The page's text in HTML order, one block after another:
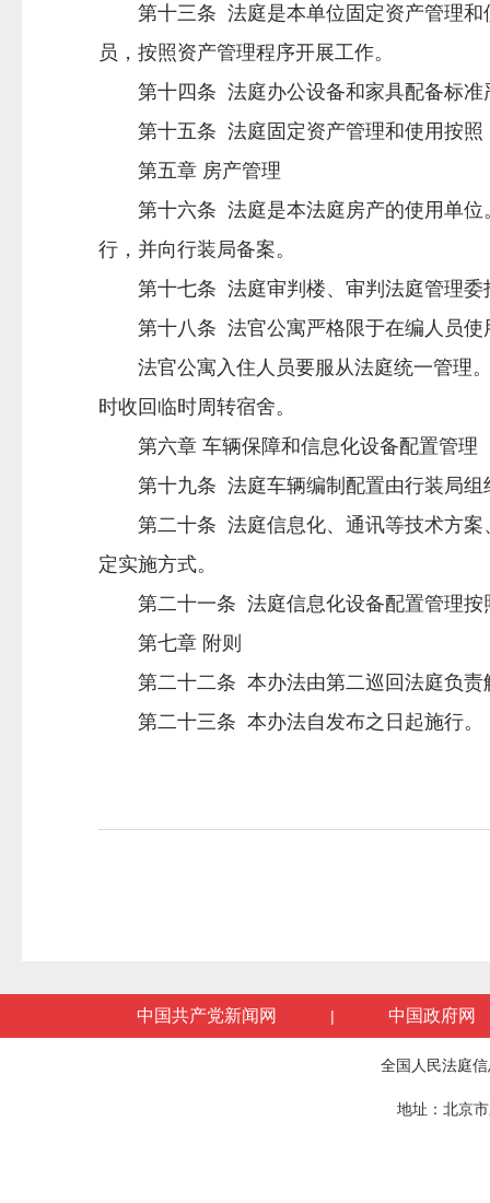
第十三条 法庭是本单位固定资产管理和
员，按照资产管理程序开展工作。
第十四条 法庭办公设备和家具配备标准
第十五条 法庭固定资产管理和使用按照
第五章 房产管理
第十六条 法庭是本法庭房产的使用单位
行，并向行装局备案。
第十七条 法庭审判楼、审判法庭管理委
第十八条 法官公寓严格限于在编人员使
法官公寓入住人员要服从法庭统一管理。
时收回临时周转宿舍。
第六章 车辆保障和信息化设备配置管理
第十九条 法庭车辆编制配置由行装局组
第二十条 法庭信息化、通讯等技术方案
定实施方式。
第二十一条 法庭信息化设备配置管理按
第七章 附则
第二十二条 本办法由第二巡回法庭负责
第二十三条 本办法自发布之日起施行。
中国共产党新闻网 | 中国政府网
全国人民法庭
地址：北京